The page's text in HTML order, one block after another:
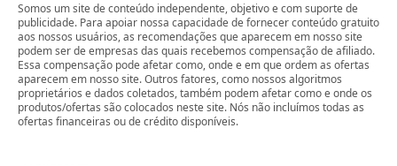
Somos um site de conteúdo independente, objetivo e com suporte de
publicidade. Para apoiar nossa capacidade de fornecer conteúdo gratuito
aos nossos usuários, as recomendações que aparecem em nosso site
podem ser de empresas das quais recebemos compensação de afiliado.
Essa compensação pode afetar como, onde e em que ordem as ofertas
aparecem em nosso site. Outros fatores, como nossos algoritmos
proprietários e dados coletados, também podem afetar como e onde os
produtos/ofertas são colocados neste site. Nós não incluímos todas as
ofertas financeiras ou de crédito disponíveis.